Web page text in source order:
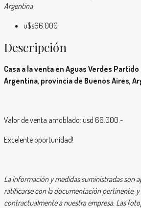
Argentina
u$s66.000
Descripción
Casa a la venta en Aguas Verdes Partido
Argentina, provincia de Buenos Aires,
Valor de venta amoblado: usd 66.000.-
Excelente oportunidad!
La información y medidas suministradas son
ratificarse con la documentación pertinente,
contractualmente a nuestra empresa. Las